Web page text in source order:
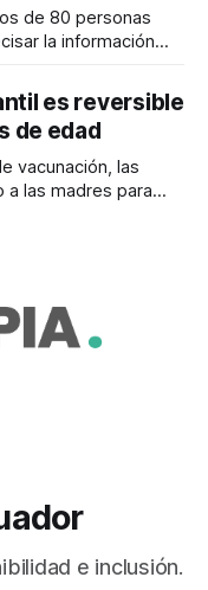
la información
la situación
(DCI), con base en
es reversible
de edad
a las madres para
para bajar la
e inclusión.